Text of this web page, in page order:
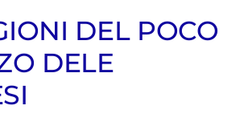
DEL POCO
DELE